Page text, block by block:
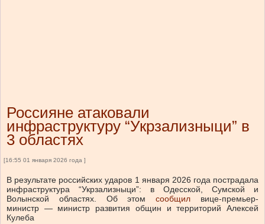
Россияне атаковали
инфраструктуру “Укрзализныци” в
3 областях
[16:55 01 января 2026 года ]
В результате российских ударов 1 января 2026 года пострадала
инфраструктура “Укрзализныци”: в Одесской, Сумской и
Волынской областях. Об этомсообщил вице-премьер-
министр — министр развития общин и территорий Алексей
Кулеба